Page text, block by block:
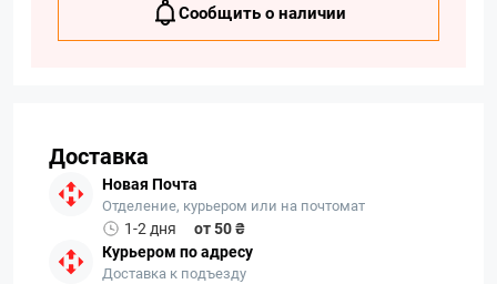
Сообщить о наличии
Доставка
Новая Почта
Отделение, курьером или на почтомат
1-2 дня
от 50 ₴
Курьером по адресу
Доставка к подъезду